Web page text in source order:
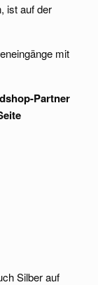
ist auf der
mit
Partner
Silber auf